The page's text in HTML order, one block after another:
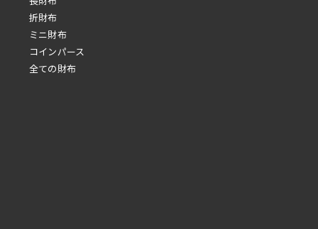
折財布
ミニ財布
コインパース
全ての財布